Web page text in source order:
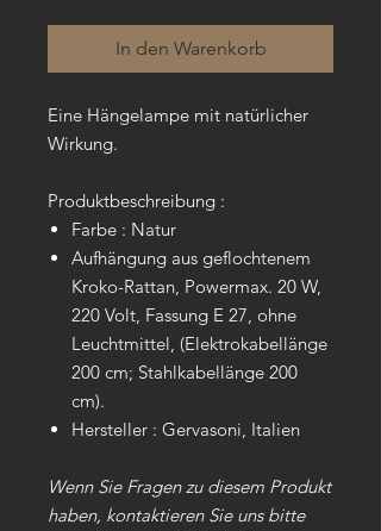
In den Warenkorb
Eine Hängelampe mit natürlicher
Wirkung.
Produktbeschreibung :
Farbe : Natur
Aufhängung aus geflochtenem
Kroko-Rattan, Powermax. 20 W,
220 Volt, Fassung E 27, ohne
Leuchtmittel, (Elektrokabellänge
200 cm; Stahlkabellänge 200
cm).
Hersteller : Gervasoni, Italien
Wenn Sie Fragen zu diesem Produkt
haben, kontaktieren Sie uns bitte